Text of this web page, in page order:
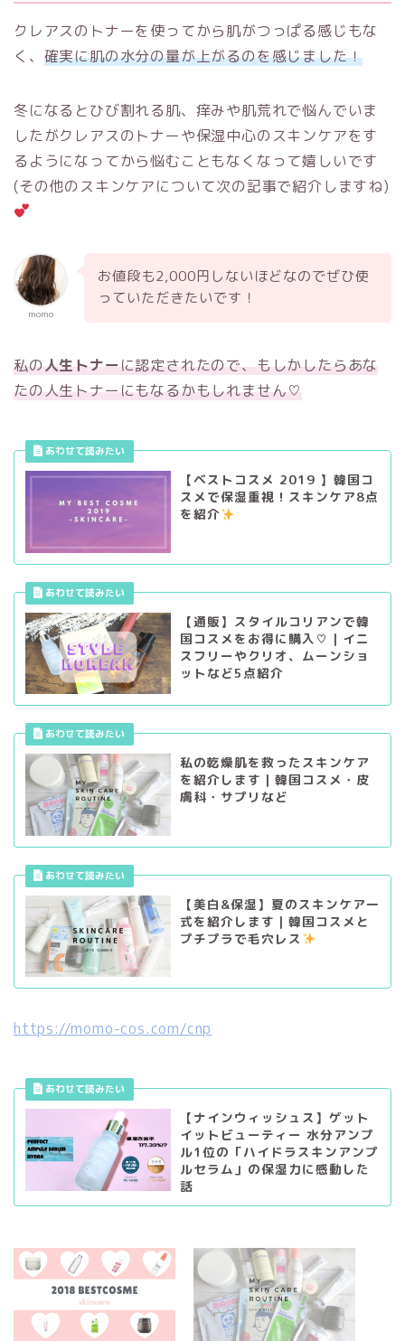
クレアスのトナーを使ってから肌がつっぱる感じもな
く、 確実に肌の水分の量が上がるのを感じました！
冬になるとひび割れる肌、痒みや肌荒れで悩んでいま
したがクレアスのトナーや保湿中心のスキンケアをす
るようになってから悩むこともなくなって嬉しいです
(その他のスキンケアについて次の記事で紹介しますね)
momo
お値段も2,000円しないほどなのでぜひ使
っていただきたいです！
私の人生トナーに認定されたので、もしかしたらあな
たの人生トナーにもなるかもしれません♡
【ベストコスメ 2019 】韓国コ
スメで保湿重視！スキンケア8点
を紹介
【通販】スタイルコリアンで韓
国コスメをお得に購入♡｜イニ
スフリーやクリオ、ムーンショ
ットなど5点紹介
私の乾燥肌を救ったスキンケア
を紹介します｜韓国コスメ・皮
膚科・サプリなど
【美白&保湿】夏のスキンケア一
式を紹介します｜韓国コスメと
プチプラで毛穴レス
https://momo-cos.com/cnp
【ナインウィッシュス】ゲット
イットビューティー 水分アンプ
ル1位の「ハイドラスキンアンプ
ルセラム」の保湿力に感動した
話